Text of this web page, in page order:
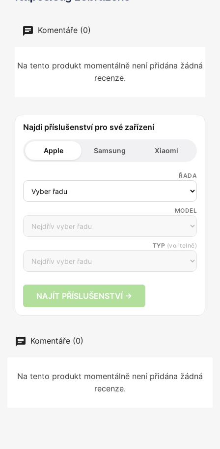
Komentáře (0)
Na tento produkt momentálně není přidána žádná
recenze.
Najdi příslušenství pro své zařízení
Apple Samsung Xiaomi
ŘADA
MODEL
TYP (volitelně)
NAJÍT PŘÍSLUŠENSTVÍ →
Komentáře (0)
Na tento produkt momentálně není přidána žádná
recenze.